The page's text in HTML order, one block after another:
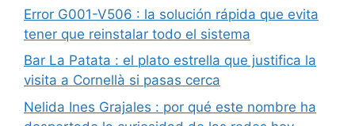
Error G001-V506 : la solución rápida que evita
tener que reinstalar todo el sistema
Bar La Patata : el plato estrella que justifica la
visita a Cornellà si pasas cerca
Nelida Ines Grajales : por qué este nombre ha